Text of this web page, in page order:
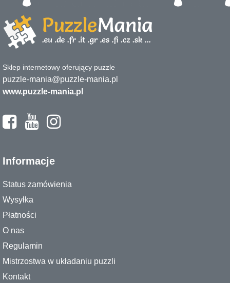
Sklep internetowy oferujący puzzle
puzzle-mania@puzzle-mania.pl
www.puzzle-mania.pl
Informacje
Status zamówienia
Wysyłka
Płatności
O nas
Regulamin
Mistrzostwa w układaniu puzzli
Kontakt